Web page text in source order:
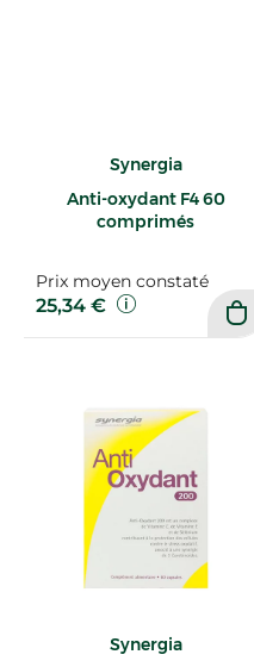
Synergia
Anti-oxydant F4 60
comprimés
Prix moyen constaté
25,34 €
Synergia